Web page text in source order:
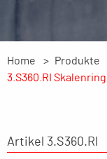
Home Produkte
3.S360.RI
Artikel 3.S360.RI